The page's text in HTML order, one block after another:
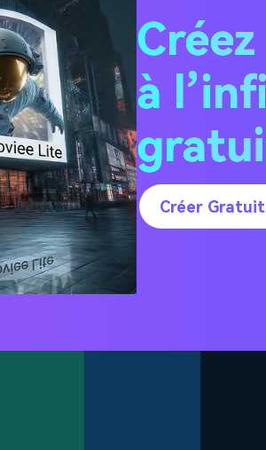
dans l’amplitude : le même trio peut
bleu marine profond + sarcelle
des neutres doux.
de palettes
(avec codes
à
Créer